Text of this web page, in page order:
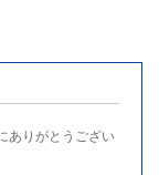
ありがとうござい